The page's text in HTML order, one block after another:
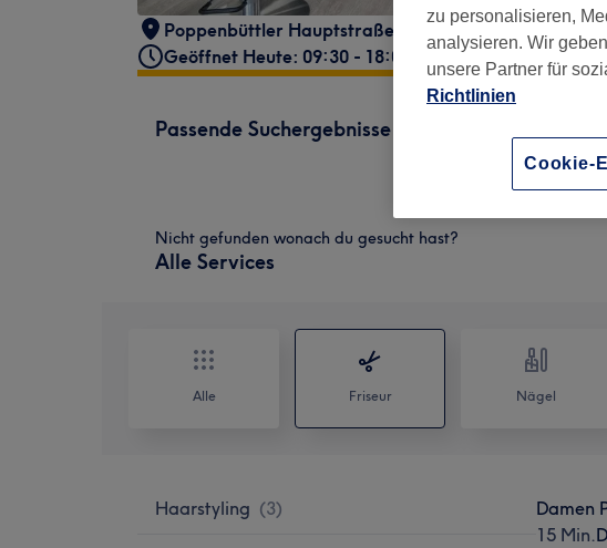
Poppenbüttler Hauptstraße 14, 22399 Hamburg,
Geöffnet Heute: 09:30 - 18:00
Passende Suchergebnisse
15
Nicht gefunden wonach du gesucht hast?
Alle Services
Alle Friseur Nägel
Haarstyling (3)
Damen
15 Min.
zu personalisieren,
analysieren. Wir
unsere Partner für
Richtlinien
Cookie-